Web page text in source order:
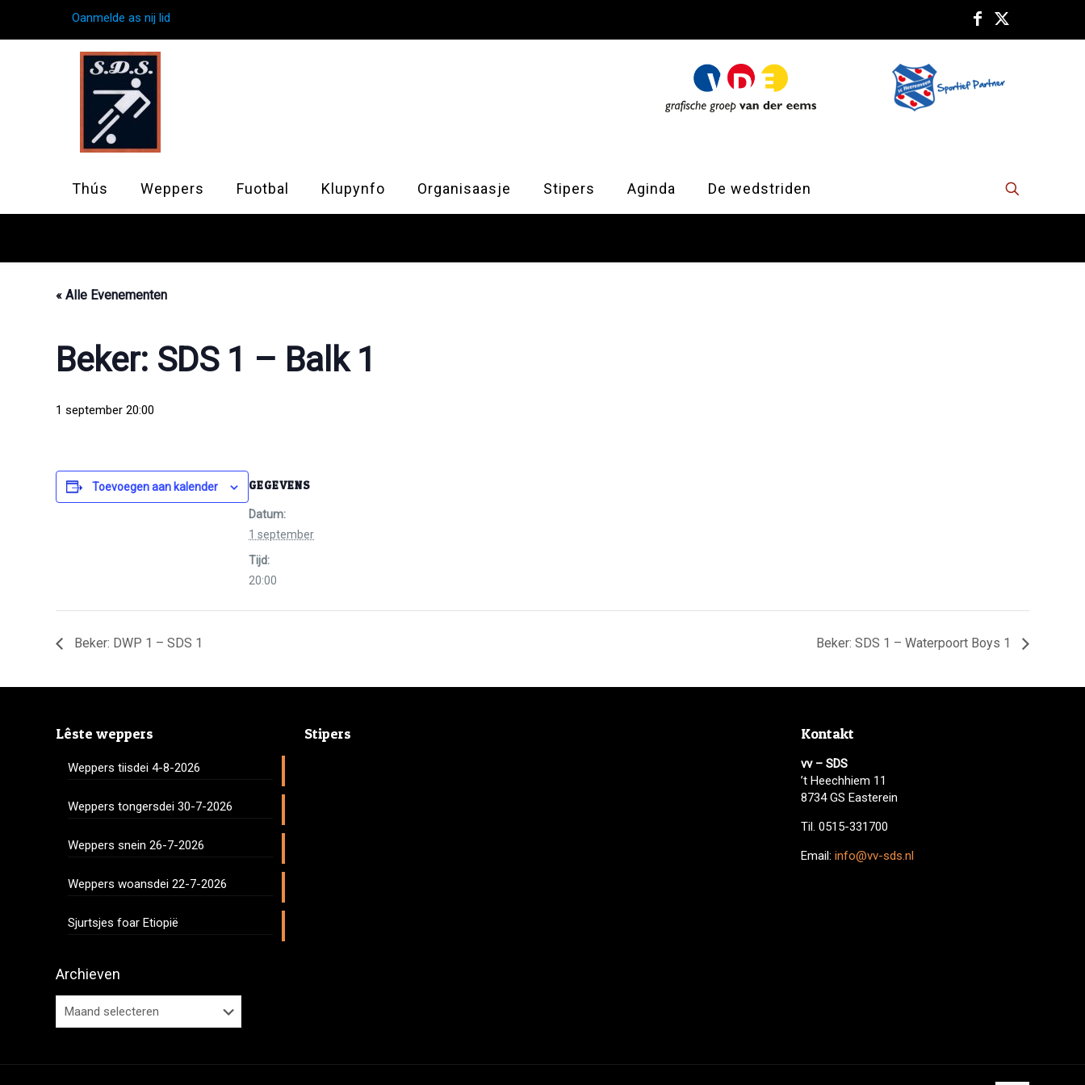
Oanmelde as nij lid
Thús Weppers Fuotbal Klupynfo Organisaasje Stipers Aginda De wedstriden
« Alle Evenementen
Beker: SDS 1 – Balk 1
1 september 20:00
Toevoegen aan kalender GEGEVENS
Datum:
1 september
Tijd:
20:00
Beker: DWP 1 – SDS 1 Beker: SDS 1 – Waterpoort Boys 1
Lêste weppers
Weppers tiisdei 4-8-2026
Weppers tongersdei 30-7-2026
Weppers snein 26-7-2026
Weppers woansdei 22-7-2026
Sjurtsjes foar Etiopië
Archieven
Stipers Kontakt
vv – SDS
’t Heechhiem 11
8734 GS Easterein
Til. 0515-331700
Email: info@vv-sds.nl